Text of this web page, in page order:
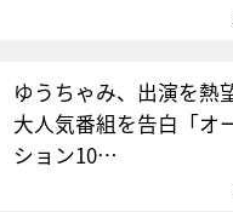
ゆうちゃみ、出演を熱
大人気番組を告白「オ
ション10…